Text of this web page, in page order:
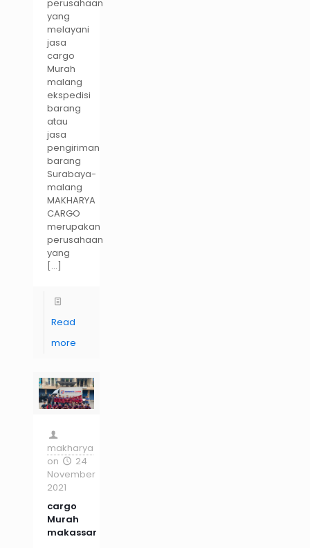
perusahaan
yang
melayani
jasa
cargo
Murah
malang
ekspedisi
barang
atau
jasa
pengiriman
barang
Surabaya-
malang
MAKHARYA
CARGO
merupakan
perusahaan
yang
[…]
Read
more
makharya
on
24
November
2021
cargo
Murah
makassar